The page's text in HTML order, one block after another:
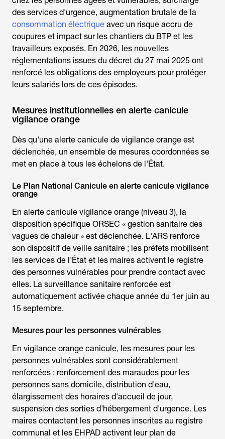
des services d'urgence, augmentation brutale de la
consommation électrique avec un risque accru de
coupures et impact sur les chantiers du BTP et les
travailleurs exposés. En 2026, les nouvelles
réglementations issues du décret du 27 mai 2025 ont
renforcé les obligations des employeurs pour protéger
leurs salariés lors de ces épisodes.
Mesures institutionnelles en alerte canicule
vigilance orange
Dès qu'une alerte canicule de vigilance orange est
déclenchée, un ensemble de mesures coordonnées se
met en place à tous les échelons de l'État.
Le Plan National Canicule en alerte canicule vigilance
orange
En alerte canicule vigilance orange (niveau 3), la
disposition spécifique ORSEC « gestion sanitaire des
vagues de chaleur » est déclenchée. L'ARS renforce
son dispositif de veille sanitaire ; les préfets mobilisent
les services de l'État et les maires activent le registre
des personnes vulnérables pour prendre contact avec
elles. La surveillance sanitaire renforcée est
automatiquement activée chaque année du 1er juin au
15 septembre.
Mesures pour les personnes vulnérables
En vigilance orange canicule, les mesures pour les
personnes vulnérables sont considérablement
renforcées : renforcement des maraudes pour les
personnes sans domicile, distribution d'eau,
élargissement des horaires d'accueil de jour,
suspension des sorties d'hébergement d'urgence. Les
maires contactent les personnes inscrites au registre
communal et les EHPAD activent leur plan de